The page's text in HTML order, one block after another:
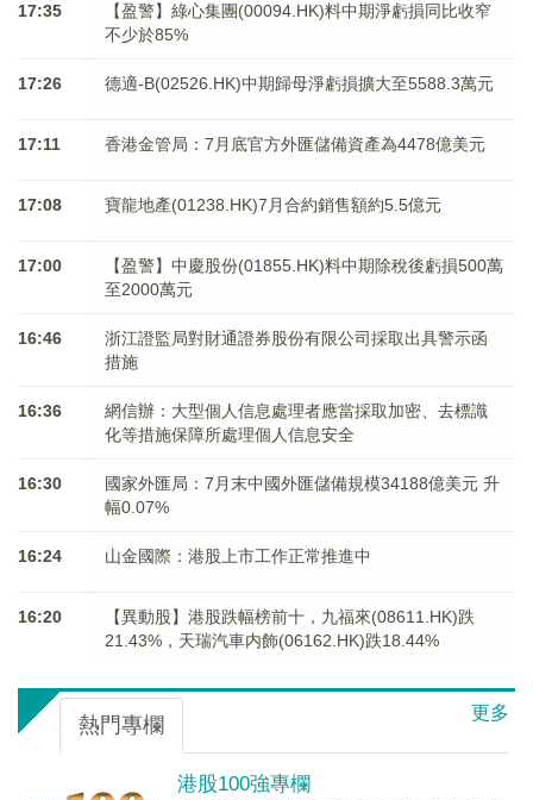
17:35
【盈警】綠心集團(00094.HK)料中期淨虧損同比收窄
不少於85%
17:26 德適-B(02526.HK)中期歸母淨虧損擴大至5588.3萬元
17:11 香港金管局：7月底官方外匯儲備資產為4478億美元
17:08 寶龍地產(01238.HK)7月合約銷售額約5.5億元
17:00
【盈警】中慶股份(01855.HK)料中期除稅後虧損500萬
至2000萬元
16:46
浙江證監局對財通證券股份有限公司採取出具警示函
措施
16:36
網信辦：大型個人信息處理者應當採取加密、去標識
化等措施保障所處理個人信息安全
16:30
國家外匯局：7月末中國外匯儲備規模34188億美元 升
幅0.07%
16:24 山金國際：港股上市工作正常推進中
16:20
【異動股】港股跌幅榜前十，九福來(08611.HK)跌
21.43%，天瑞汽車内飾(06162.HK)跌18.44%
更多
熱門專欄
港股100強專欄